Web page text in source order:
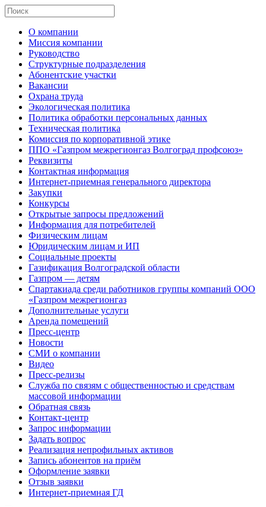
О компании
Миссия компании
Руководство
Структурные подразделения
Абонентские участки
Вакансии
Охрана труда
Экологическая политика
Политика обработки персональных данных
Техническая политика
Комиссия по корпоративной этике
ППО «Газпром межрегионгаз Волгоград профсоюз»
Реквизиты
Контактная информация
Интернет-приемная генерального директора
Закупки
Конкурсы
Открытые запросы предложений
Информация для потребителей
Физическим лицам
Юридическим лицам и ИП
Социальные проекты
Газификация Волгоградской области
Газпром — детям
Спартакиада среди работников группы компаний ООО
«Газпром межрегионгаз
Дополнительные услуги
Аренда помещений
Пресс-центр
Новости
СМИ о компании
Видео
Пресс-релизы
Служба по связям с общественностью и средствам
массовой информации
Обратная связь
Контакт-центр
Запрос информации
Задать вопрос
Реализация непрофильных активов
Запись абонентов на приём
Оформление заявки
Отзыв заявки
Интернет-приемная ГД